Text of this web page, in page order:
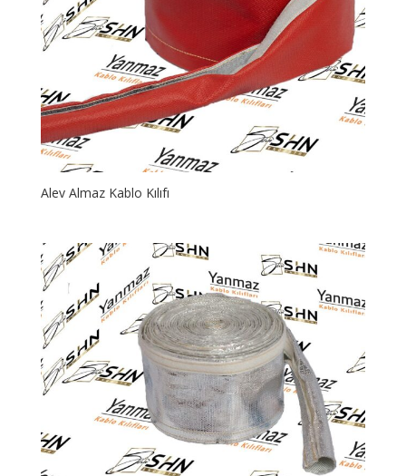
Alev Almaz Kablo Kılıfı